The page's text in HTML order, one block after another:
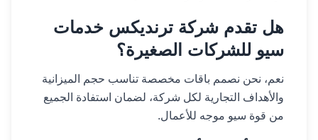
هل تقدم شركة ترنديكس خدمات
سيو للشركات الصغيرة؟
نعم، نحن نصمم باقات مخصصة تناسب حجم الميزانية
والأهداف التجارية لكل شركة، لضمان استفادة الجميع
من قوة سيو موجه للأعمال.